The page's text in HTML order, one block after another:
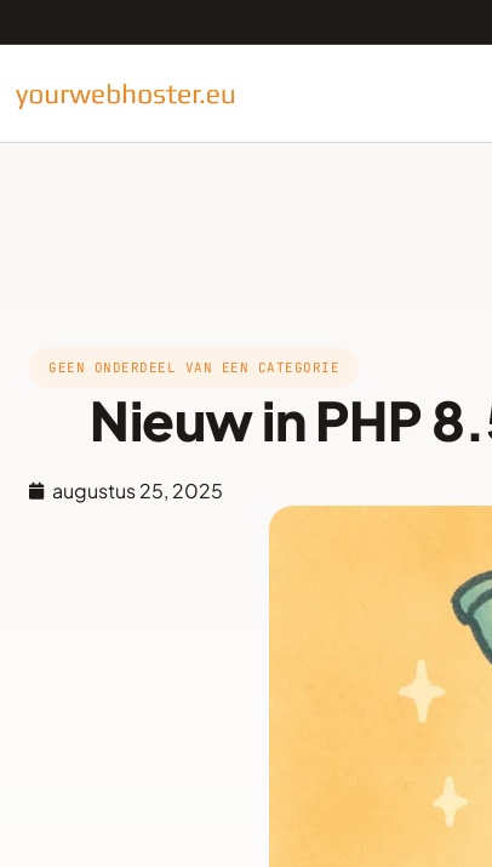
GEEN ONDERDEEL VAN EEN CATEGORIE
Nieuw in PHP
augustus 25, 2025